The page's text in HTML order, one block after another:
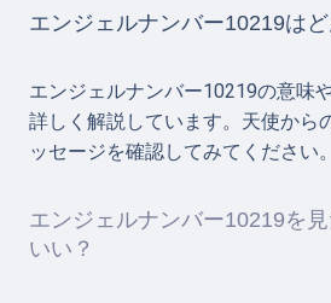
エンジェルナンバー10219はど
エンジェルナンバー10219の意味
詳しく解説しています。天使から
ッセージを確認してみてください。
エンジェルナンバー10219を
いい？